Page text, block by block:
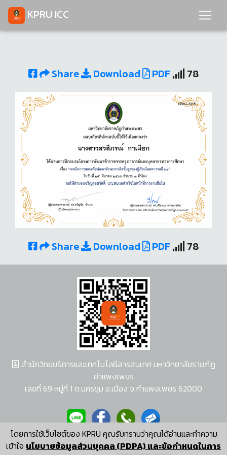
KPRU ICC
Share Download PDF 78
Share Download PDF 78
โดยการใช้เว็บไซต์ของ KPRU คุณรับทราบว่าคุณได้อ่านและทำความ
เข้าใจ นโยบายข้อมูลส่วนบุคคล (PDPA) และข้อกำหนดในการ
สำนักวิทยบริการและเทคโนโลยีสารสนเทศ มหาวิทยาลัยราชภัฏ
กำแพงเพชร
เลขที่ 69 หมู่ที่ 1 ต.นครชุม อ.เมือง จ.กำแพงเพชร 62000
ผู้พัฒนาระบบ อนุชา พวงผกา